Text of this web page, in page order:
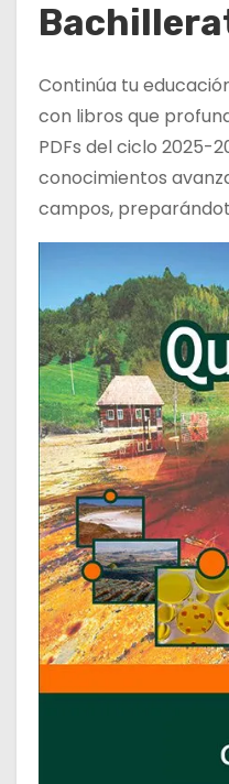
Continúa tu
con libros que
PDFs del ciclo 2025-
conocimientos
campos,